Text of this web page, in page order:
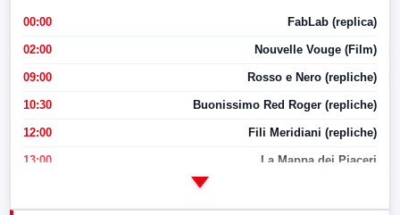
00:00 FabLab (replica)
02:00 Nouvelle Vouge (Film)
09:00 Rosso e Nero (repliche)
10:30 Buonissimo Red Roger (repliche)
12:00 Fili Meridiani (repliche)
13:00 La Mappa dei Piaceri